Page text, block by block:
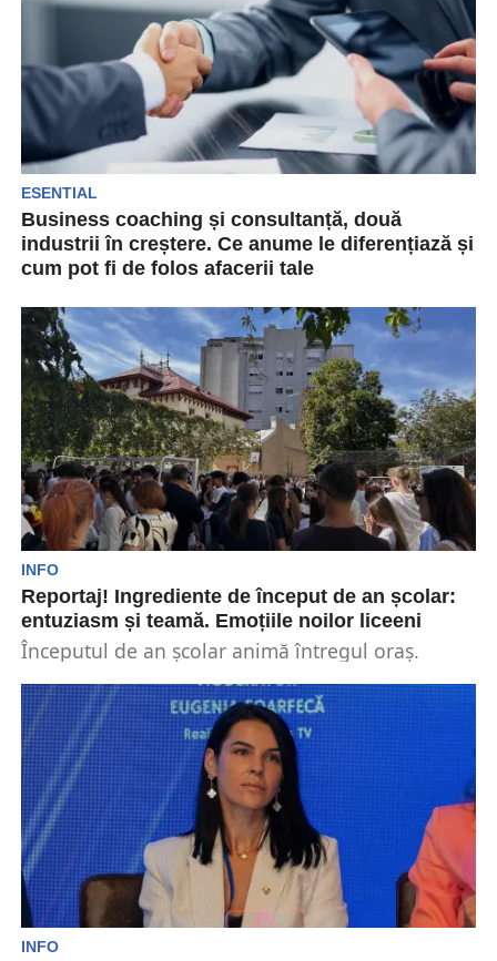
ESENTIAL
Business coaching și consultanță, două
industrii în creștere. Ce anume le diferențiază și
cum pot fi de folos afacerii tale
exterioare a devenit un obicei pentru
antreprenori și...
INFO
Reportaj! Ingrediente de început de an școlar:
entuziasm și teamă. Emoțiile noilor liceeni
Începutul de an școlar animă întregul oraș.
septembrie, de...
INFO